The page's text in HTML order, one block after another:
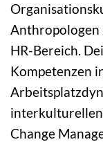
HR-Bereich.
Kompetenzen
interkulturellen
Change